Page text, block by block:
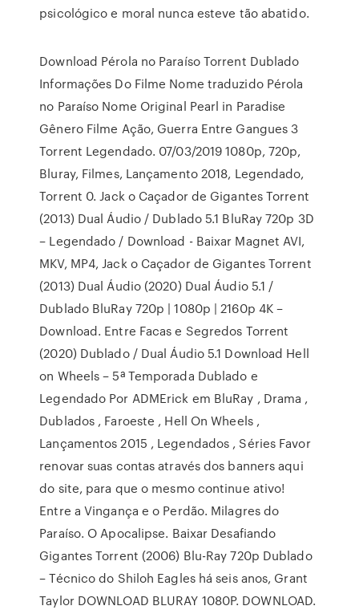
psicológico e moral nunca esteve tão abatido.
Download Pérola no Paraíso Torrent Dublado
Informações Do Filme Nome traduzido Pérola
no Paraíso Nome Original Pearl in Paradise
Gênero Filme Ação, Guerra Entre Gangues 3
Torrent Legendado. 07/03/2019 1080p, 720p,
Bluray, Filmes, Lançamento 2018, Legendado,
Torrent 0. Jack o Caçador de Gigantes Torrent
(2013) Dual Áudio / Dublado 5.1 BluRay 720p 3D
– Legendado / Download - Baixar Magnet AVI,
MKV, MP4, Jack o Caçador de Gigantes Torrent
(2013) Dual Áudio (2020) Dual Áudio 5.1 /
Dublado BluRay 720p | 1080p | 2160p 4K –
Download. Entre Facas e Segredos Torrent
(2020) Dublado / Dual Áudio 5.1 Download Hell
on Wheels – 5ª Temporada Dublado e
Legendado Por ADMErick em BluRay , Drama ,
Dublados , Faroeste , Hell On Wheels ,
Lançamentos 2015 , Legendados , Séries Favor
renovar suas contas através dos banners aqui
do site, para que o mesmo continue ativo!
Entre a Vingança e o Perdão. Milagres do
Paraíso. O Apocalipse. Baixar Desafiando
Gigantes Torrent (2006) Blu-Ray 720p Dublado
– Técnico do Shiloh Eagles há seis anos, Grant
Taylor DOWNLOAD BLURAY 1080P. DOWNLOAD.